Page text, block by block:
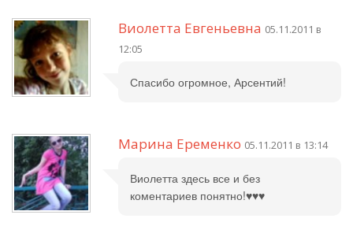
Виолетта Евгеньевна 05.11.2011 в
12:05
Спасибо огромное, Арсентий!
Марина Еременко 05.11.2011 в 13:14
Виолетта здесь все и без
коментариев понятно!♥♥♥